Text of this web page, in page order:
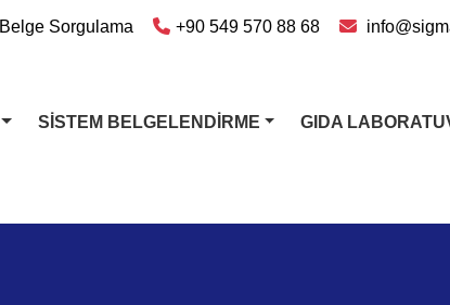
Belge Sorgulama +90 549 570 88 68
SİSTEM BELGELENDİRME GIDA